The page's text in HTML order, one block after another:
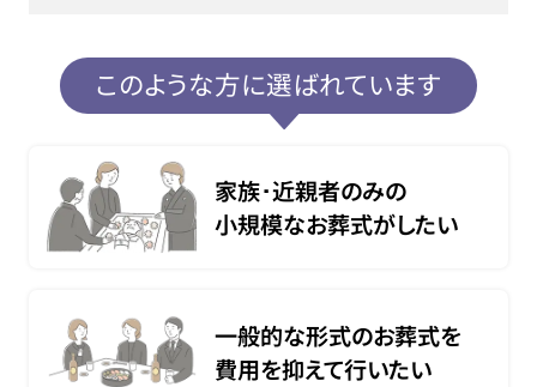
このような方に選ばれています
家族･近親者のみの
小規模なお葬式がしたい
一般的な形式のお葬式を
費用を抑えて行いたい